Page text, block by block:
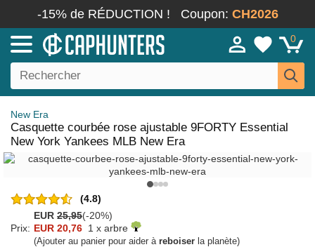
-15% de RÉDUCTION ! Coupon: CH2026
0
New Era
Casquette courbée rose ajustable 9FORTY Essential
New York Yankees MLB New Era
(4.8)
EUR 25,95(-20%)
Prix: EUR 20,76 1 x arbre
(Ajouter au panier pour aider à reboiser la planète)